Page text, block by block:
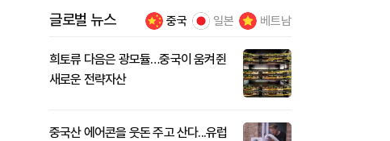
글로벌 뉴스 중국 일본 베트남
희토류 다음은 광모듈…중국이 움켜쥔
새로운 전략자산
중국산 에어콘을 웃돈 주고 산다...유럽